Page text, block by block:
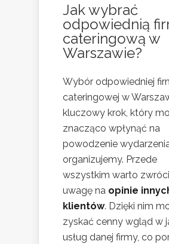
Jak wybrać
odpowiednią
cateringową w
Warszawie?
Wybór odpowiedniej
cateringowej w
kluczowy krok, który
znacząco wpłynąć na
powodzenie
organizujemy. Przede
wszystkim warto
uwagę na opinie
klientów. Dzięki nim
zyskać cenny wgląd w
usług danej firmy, co